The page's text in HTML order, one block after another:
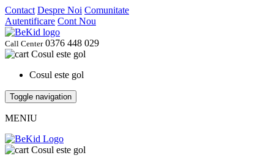
Contact Despre Noi Comunitate
Autentificare Cont Nou
Call Center0376 448 029
Cosul este gol
Cosul este gol
Toggle navigation
MENIU
Cosul este gol